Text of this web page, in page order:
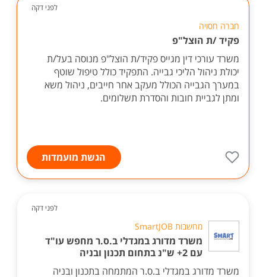
לפני דקה
חברה חסויה
פקיד /ת הוצל"פ
משרד עורכי דין מגייס פקיד/ת הוצל"פ מנוסה בעל/ת
יכולת ניהול הליכי גבייה. התפקיד כולל טיפול שוטף
במערך הגבייה הכולל מעקב אחר חייבים, ניהול משא
ומתן לגביית חובות והסדרת תשלומים.
הגשת מועמדות
לפני דקה
מחשבות SmartJOB
משרד מדורג במגדלי ב.ס.ר מחפש עו"ד
עם 2+ ש"נ בתחום תכנון ובניה
משרד מדורג במגדלי ב.ס.ר המתמחה בתכנון ובניה